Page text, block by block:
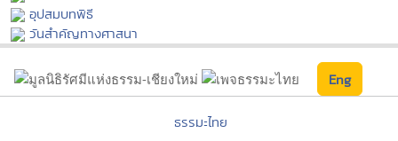
อุปสมบทพิธี
วันสำคัญทางศาสนา
Eng
ธรรมะไทย